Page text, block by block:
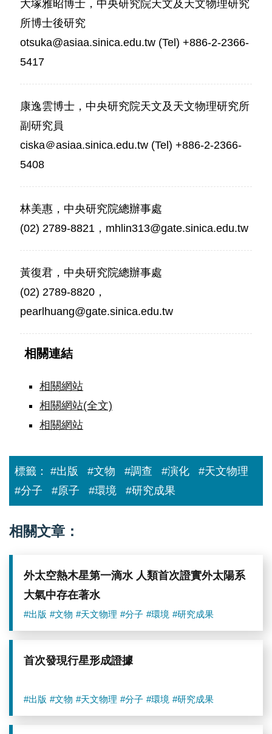
大塚雅昭博士，中央研究院天文及天文物理研究
所博士後研究
otsuka@asiaa.sinica.edu.tw (Tel) +886-2-2366-
5417
康逸雲博士，中央研究院天文及天文物理研究所
副研究員
ciska＠asiaa.sinica.edu.tw (Tel) +886-2-2366-
5408
林美惠，中央研究院總辦事處
(02) 2789-8821，mhlin313@gate.sinica.edu.tw
黃復君，中央研究院總辦事處
(02) 2789-8820，
pearlhuang@gate.sinica.edu.tw
相關連結
相關網站
相關網站(全文)
相關網站
標籤： #出版 #文物 #調查 #演化
#天文物理
#分子
#原子 #環境 #研究成果
相關文章：
外太空熱木星第一滴水 人類首次證實外太陽系
大氣中存在著水
#出版 #文物 #天文物理 #分子 #環境 #研究成果
首次發現行星形成證據
#出版 #文物 #天文物理 #分子 #環境 #研究成果